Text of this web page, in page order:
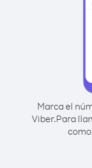
Marca el
Viber.Para